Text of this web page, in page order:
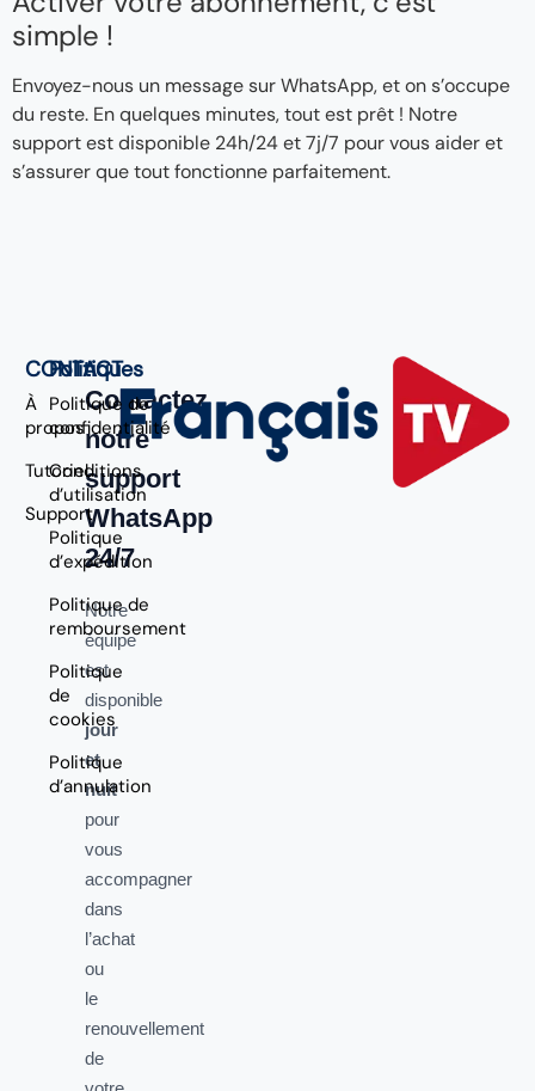
simple !
Envoyez-nous un message sur WhatsApp, et on s’occupe
du reste. En quelques minutes, tout est prêt ! Notre
support est disponible 24h/24 et 7j/7 pour vous aider et
s’assurer que tout fonctionne parfaitement.
CONTACT
À
propos
Tutoriel
Support
Politiques
Politique de
confidentialité
Conditions
d’utilisation
Politique
d’expédition
Politique de
remboursement
Politique
de
cookies
Politique
d’annulation
Contactez
notre
support
WhatsApp
24/7
Notre
équipe
est
disponible
jour
et
nuit
pour
vous
accompagner
dans
l’achat
ou
le
renouvellement
de